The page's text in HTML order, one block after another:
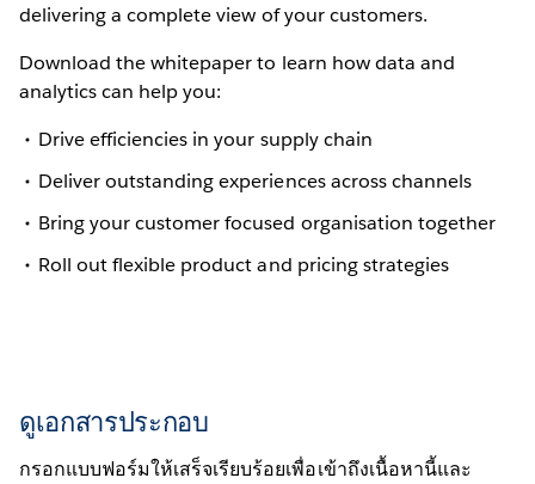
delivering a complete view of your customers.
Download the whitepaper to learn how data and
analytics can help you:
Drive efficiencies in your supply chain
Deliver outstanding experiences across channels
Bring your customer focused organisation together
Roll out flexible product and pricing strategies
ดูเอกสารประกอบ
กรอกแบบฟอร์มให้เสร็จเรียบร้อยเพื่อเข้าถึงเนื้อหานี้และ